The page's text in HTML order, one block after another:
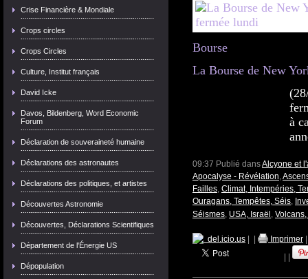
Crise Financière & Mondiale
Crops circles
Crops Circles
Culture, Institut français
David Icke
Davos, Bildenberg, Word Economic
Forum
Déclaration de souveraineté humaine
Déclarations des astronautes
Déclarations des politiques, et artistes
Découvertes Astronomie
Découvertes, Déclarations Scientifiques
Département de l'Énergie US
Dépopulation
Bourse
La Bourse de New
à
09:37 Publié dansAlcyone et
Apocalyse - Révélation,
Failles, Climat, Intempéries,
Ouragans, Tempêtes, Séis,
Séismes, USA, Israël ,
del.icio.us Imprimer